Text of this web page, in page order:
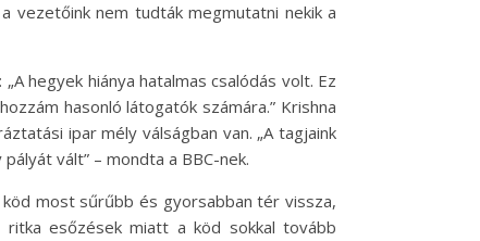
vezetőink nem tudták megmutatni nekik a
hegyek hiánya hatalmas csalódás volt. Ez
hasonló látogatók számára.” Krishna
ipar mély válságban van. „A tagjaink
vált” – mondta a BBC-nek.
most sűrűbb és gyorsabban tér vissza,
esőzések miatt a köd sokkal tovább